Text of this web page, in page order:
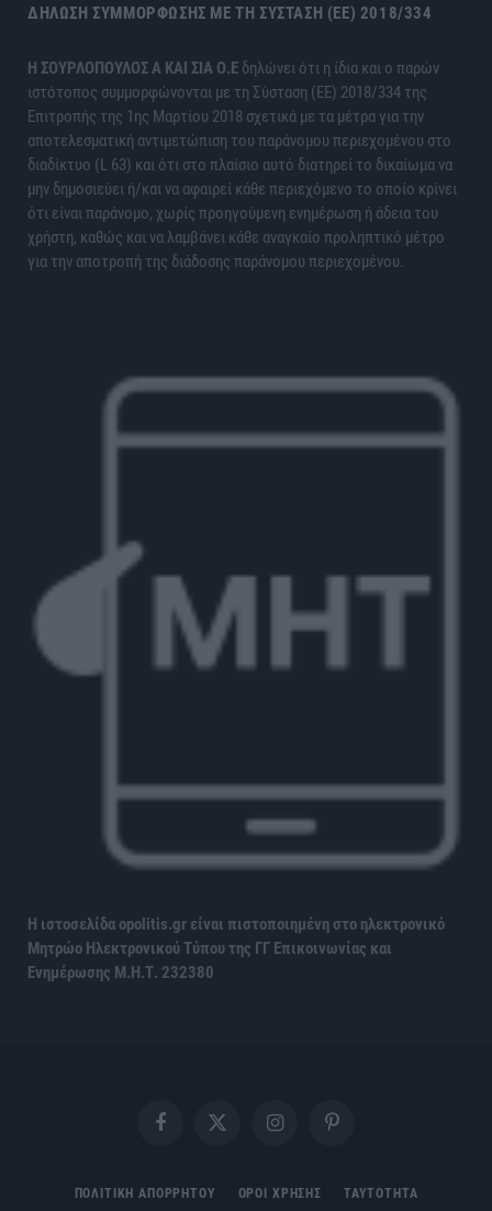
ΔΉΛΩΣΗ ΣΥΜΜΌΡΦΩΣΗΣ ΜΕ ΤΗ ΣΎΣΤΑΣΗ (ΕΕ) 2018/334
H ΣΟΥΡΛΟΠΟΥΛΟΣ Α ΚΑΙ ΣΙΑ Ο.Ε δηλώνει ότι η ίδια και ο παρών
ιστότοπος συμμορφώνονται με τη Σύσταση (ΕΕ) 2018/334 της
Επιτροπής της 1ης Μαρτίου 2018 σχετικά με τα μέτρα για την
αποτελεσματική αντιμετώπιση του παράνομου περιεχομένου στο
διαδίκτυο (L 63) και ότι στο πλαίσιο αυτό διατηρεί το δικαίωμα να
μην δημοσιεύει ή/και να αφαιρεί κάθε περιεχόμενο το οποίο κρίνει
ότι είναι παράνομο, χωρίς προηγούμενη ενημέρωση ή άδεια του
χρήστη, καθώς και να λαμβάνει κάθε αναγκαίο προληπτικό μέτρο
για την αποτροπή της διάδοσης παράνομου περιεχομένου.
Η ιστοσελίδα opolitis.gr είναι πιστοποιημένη στο ηλεκτρονικό
Μητρώο Ηλεκτρονικού Τύπου της ΓΓ Επικοινωνίας και
Ενημέρωσης Μ.Η.Τ. 232380
FacebookX
InstagramPinterest
ΠΟΛΙΤΙΚΗ ΑΠΟΡΡΗΤΟΥ ΟΡΟΙ ΧΡΗΣΗΣ ΤΑΥΤΟΤΗΤΑ